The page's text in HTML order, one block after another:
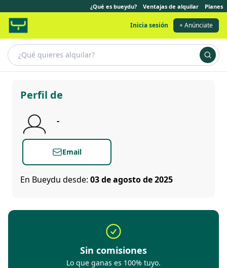
¿Qué es bueydu? Ventajas de alquilar Planes
Inicia sesión + Anúnciate
Perfil de
-
Email
En Bueydu desde: 03 de agosto de 2025
Sin comisiones
Lo que ganas es 100% tuyo.